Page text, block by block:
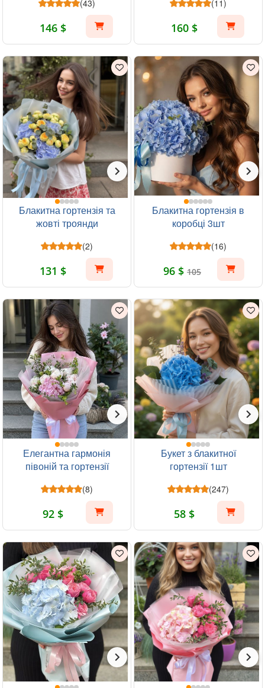
(43)
146 $
(11)
160 $
Блакитна гортензія та
жовті троянди
(2)
131 $
Блакитна гортензія в
коробці 3шт
(16)
96 $ 105
Елегантна гармонія
півоній та гортензії
(8)
92 $
Букет з блакитної
гортензії 1шт
(247)
58 $